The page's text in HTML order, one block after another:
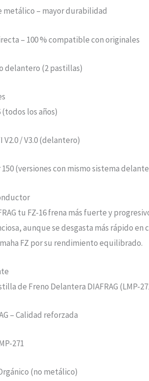
metálico – mayor durabilidad
– 100 % compatible con originales
delantero (2 pastillas)
(todos los años)
V2.0 / V3.0 (delantero)
150 (versiones con mismo sistema
tu FZ-16 frena más fuerte y
aunque se desgasta más rápido
FZ por su rendimiento equilibrado.
de Freno Delantera DIAFRAG (LMP-
– Calidad reforzada
271
(no metálico)